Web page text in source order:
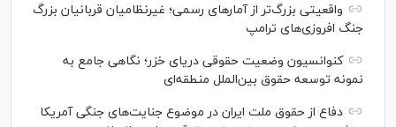
واقعیتی بزرگ‌تر از آمار‌های رسمی؛ غیرنظامیان قربانیان بزرگ
جنگ افروزی‌های ترامپ
کنوانسیون وضعیت حقوقی دریای خزر؛ نگاهی جامع به
نمونه توسعه حقوق بین‌الملل منطقه‌ای
دفاع از حقوق ملت ایران در موضوع جنایت‌های جنگی آمریکا